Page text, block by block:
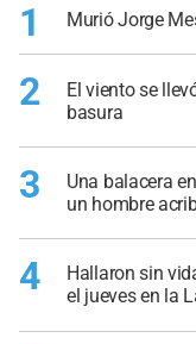
1 Murió Jorge
2
El viento se
basura
3
Una balacera
un hombre
4
Hallaron sin
el jueves en la